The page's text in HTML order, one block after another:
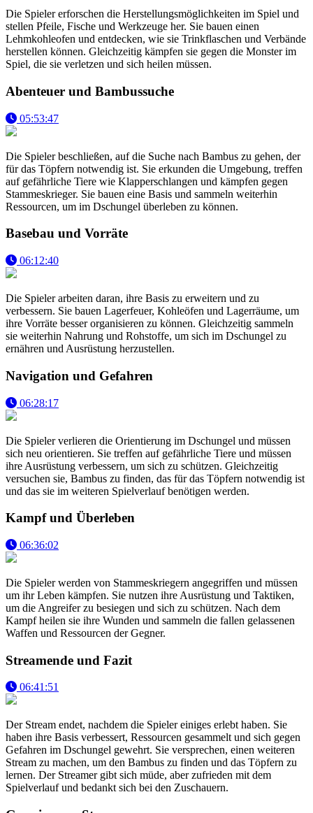
Die Spieler erforschen die Herstellungsmöglichkeiten im Spiel und
stellen Pfeile, Fische und Werkzeuge her. Sie bauen einen
Lehmkohleofen und entdecken, wie sie Trinkflaschen und Verbände
herstellen können. Gleichzeitig kämpfen sie gegen die Monster im
Spiel, die sie verletzen und sich heilen müssen.
Abenteuer und Bambussuche
05:53:47
Die Spieler beschließen, auf die Suche nach Bambus zu gehen, der
für das Töpfern notwendig ist. Sie erkunden die Umgebung, treffen
auf gefährliche Tiere wie Klapperschlangen und kämpfen gegen
Stammeskrieger. Sie bauen eine Basis und sammeln weiterhin
Ressourcen, um im Dschungel überleben zu können.
Basebau und Vorräte
06:12:40
Die Spieler arbeiten daran, ihre Basis zu erweitern und zu
verbessern. Sie bauen Lagerfeuer, Kohleöfen und Lagerräume, um
ihre Vorräte besser organisieren zu können. Gleichzeitig sammeln
sie weiterhin Nahrung und Rohstoffe, um sich im Dschungel zu
ernähren und Ausrüstung herzustellen.
Navigation und Gefahren
06:28:17
Die Spieler verlieren die Orientierung im Dschungel und müssen
sich neu orientieren. Sie treffen auf gefährliche Tiere und müssen
ihre Ausrüstung verbessern, um sich zu schützen. Gleichzeitig
versuchen sie, Bambus zu finden, das für das Töpfern notwendig ist
und das sie im weiteren Spielverlauf benötigen werden.
Kampf und Überleben
06:36:02
Die Spieler werden von Stammeskriegern angegriffen und müssen
um ihr Leben kämpfen. Sie nutzen ihre Ausrüstung und Taktiken,
um die Angreifer zu besiegen und sich zu schützen. Nach dem
Kampf heilen sie ihre Wunden und sammeln die fallen gelassenen
Waffen und Ressourcen der Gegner.
Streamende und Fazit
06:41:51
Der Stream endet, nachdem die Spieler einiges erlebt haben. Sie
haben ihre Basis verbessert, Ressourcen gesammelt und sich gegen
Gefahren im Dschungel gewehrt. Sie versprechen, einen weiteren
Stream zu machen, um den Bambus zu finden und das Töpfern zu
lernen. Der Streamer gibt sich müde, aber zufrieden mit dem
Spielverlauf und bedankt sich bei den Zuschauern.